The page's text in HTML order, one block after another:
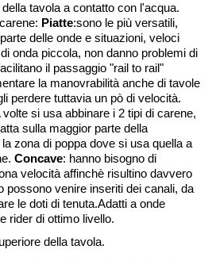
tavola a contatto con l'acqua.
Piatte:sono le più versatili,
delle onde e situazioni, veloci
onda piccola, non danno problemi di
il passaggio "rail to rail"
la manovrabilità anche di tavole
perdere tuttavia un pò di velocità.
volte si usa abbinare i 2 tipi di carene,
sulla maggior parte della
zona di poppa dove si usa quella a
Concave: hanno bisogno di
velocità affinchè risultino davvero
possono venire inseriti dei canali, da
le doti di tenuta.Adatti a onde
rider di ottimo livello.
della tavola.